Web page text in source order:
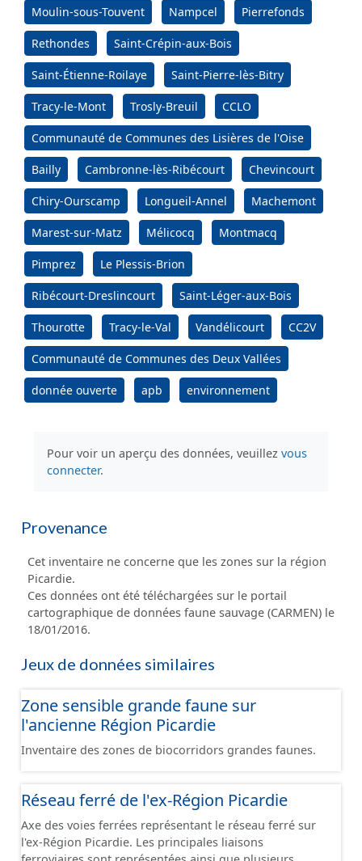
Moulin-sous-Touvent Nampcel Pierrefonds
Rethondes Saint-Crépin-aux-Bois
Saint-Étienne-Roilaye Saint-Pierre-lès-Bitry
Tracy-le-Mont Trosly-Breuil CCLO
Communauté de Communes des Lisières de l'Oise
Bailly Cambronne-lès-Ribécourt Chevincourt
Chiry-Ourscamp Longueil-Annel Machemont
Marest-sur-Matz Mélicocq Montmacq
Pimprez Le Plessis-Brion
Ribécourt-Dreslincourt Saint-Léger-aux-Bois
Thourotte Tracy-le-Val Vandélicourt CC2V
Communauté de Communes des Deux Vallées
donnée ouverte apb environnement
Pour voir un aperçu des données, veuillez vous
connecter.
Provenance
Cet inventaire ne concerne que les zones sur la région
Picardie.
Ces données ont été téléchargées sur le portail
cartographique de données faune sauvage (CARMEN) le
18/01/2016.
Jeux de données similaires
Zone sensible grande faune sur
l'ancienne Région Picardie
Inventaire des zones de biocorridors grandes faunes.
Réseau ferré de l'ex-Région Picardie
Axe des voies ferrées représentant le réseau ferré sur
l'ex-Région Picardie. Les principales liaisons